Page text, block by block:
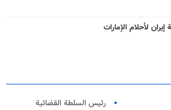
لأحلام الإمارات
رئیس السلطة القضائیة